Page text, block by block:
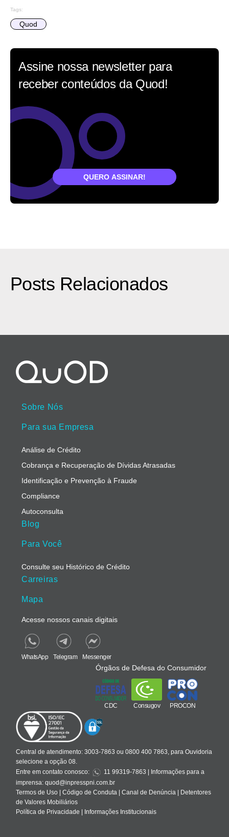
Tags:
Quod
Assine nossa newsletter para
receber conteúdos da Quod!
QUERO ASSINAR!
Posts Relacionados
Sobre Nós
Para sua Empresa
Análise de Crédito
Cobrança e Recuperação de Dívidas Atrasadas
Identificação e Prevenção à Fraude
Compliance
Autoconsulta
Blog
Para Você
Consulte seu Histórico de Crédito
Carreiras
Mapa
Acesse nossos canais digitais
WhatsApp Telegram Messenger
Órgãos de Defesa do Consumidor
CDC Consugov PROCON
Central de atendimento: 3003-7863 ou 0800 400 7863, para Ouvidoria
selecione a opção 08.
Entre em contato conosco:
11 99319-7863
| Informações para a
imprensa: quod@inpresspni.com.br
Termos de Uso
Código de Conduta Canal de Denúncia
Detentores
de Valores Mobiliários
Política de Privacidade
Informações Institucionais